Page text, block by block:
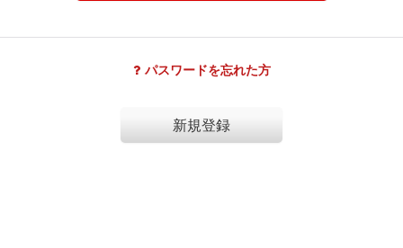
パスワードを忘れた方
新規登録